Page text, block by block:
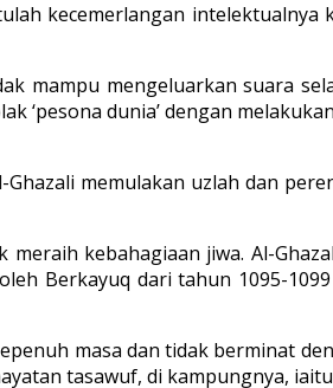
kecemerlangan intelektualnya
mampu mengeluarkan suara
‘pesona dunia’ dengan
memulakan uzlah dan
kebahagiaan jiwa. Al-
Berkayuq dari tahun 1095-
masa dan tidak berminat
tasawuf, di kampungnya,